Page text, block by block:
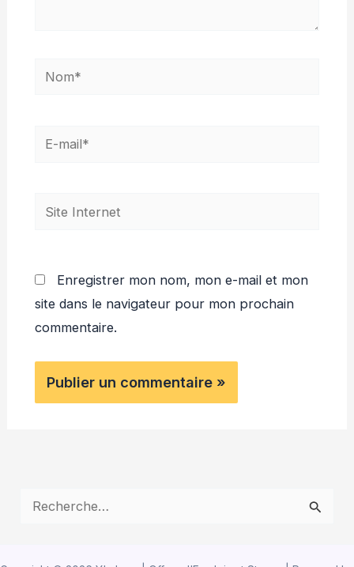
Nom*
E-
Site
Enregistrer mon nom, mon e-mail et mon
site dans le navigateur pour mon prochain
commentaire.